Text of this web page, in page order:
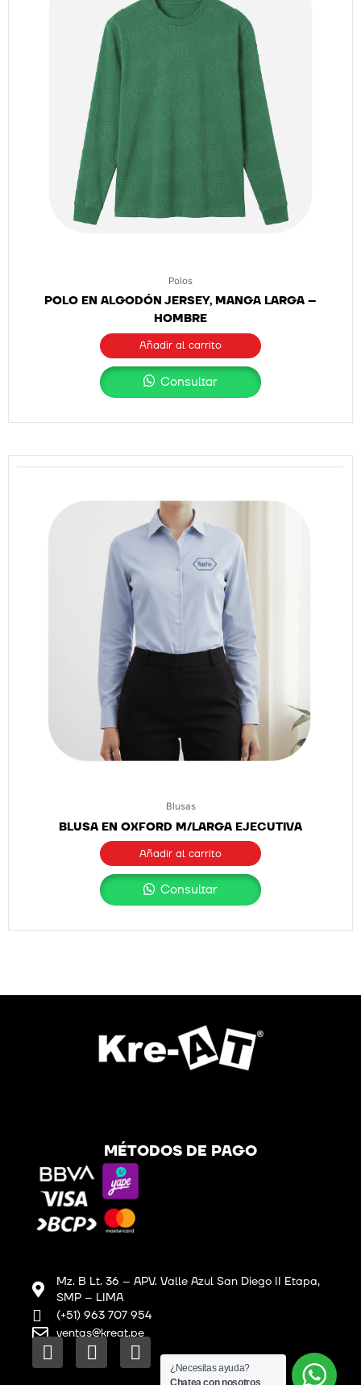
Polos
POLO EN ALGODÓN JERSEY, MANGA LARGA –
HOMBRE
Añadir al carrito
Consultar
Blusas
BLUSA EN OXFORD M/LARGA EJECUTIVA
Añadir al carrito
Consultar
MÉTODOS DE PAGO
Mz. B Lt. 36 – APV. Valle Azul San Diego II Etapa,
SMP – LIMA
(+51) 963 707 954
ventas@kreat.pe
F
a
I
n
L
i
¿Necesitas ayuda?
Chatea con nosotros